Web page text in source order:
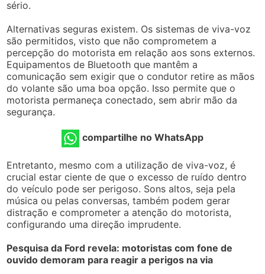
sério.
Alternativas seguras existem. Os sistemas de viva-voz
são permitidos, visto que não comprometem a
percepção do motorista em relação aos sons externos.
Equipamentos de Bluetooth que mantêm a
comunicação sem exigir que o condutor retire as mãos
do volante são uma boa opção. Isso permite que o
motorista permaneça conectado, sem abrir mão da
segurança.
compartilhe no WhatsApp
Entretanto, mesmo com a utilização de viva-voz, é
crucial estar ciente de que o excesso de ruído dentro
do veículo pode ser perigoso. Sons altos, seja pela
música ou pelas conversas, também podem gerar
distração e comprometer a atenção do motorista,
configurando uma direção imprudente.
Pesquisa da Ford revela: motoristas com fone de
ouvido demoram para reagir a perigos na via